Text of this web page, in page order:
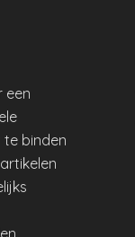
een
te binden